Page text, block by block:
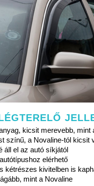
kicsit merevebb, mint
színű, a Novaline-tól kicsit
áll el az autó síkjától
elérhető
kétrészes kivitelben is
mint a Novaline